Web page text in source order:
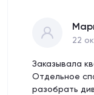
22
Заказывала
Отдельное
разобрать